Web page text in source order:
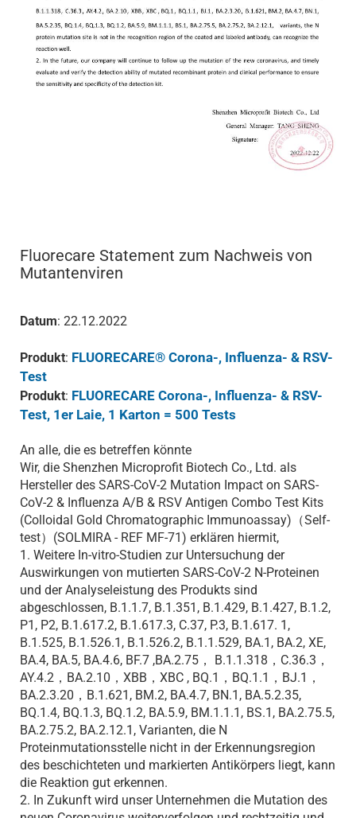
Fluorecare Statement zum Nachweis von
Mutantenviren
Datum: 22.12.2022
Produkt: FLUORECARE® Corona-, Influenza- & RSV-
Test
Produkt: FLUORECARE Corona-, Influenza- & RSV-
Test, 1er Laie, 1 Karton = 500 Tests
An alle, die es betreffen könnte
Wir, die Shenzhen Microprofit Biotech Co., Ltd. als
Hersteller des SARS-CoV-2 Mutation Impact on SARS-
CoV-2 & Influenza A/B & RSV Antigen Combo Test Kits
(Colloidal Gold Chromatographic Immunoassay)（Self-
test）(SOLMIRA - REF MF-71) erklären hiermit,
1. Weitere In-vitro-Studien zur Untersuchung der
Auswirkungen von mutierten SARS-CoV-2 N-Proteinen
und der Analyseleistung des Produkts sind
abgeschlossen, B.1.1.7, B.1.351, B.1.429, B.1.427, B.1.2,
P1, P2, B.1.617.2, B.1.617.3, C.37, P.3, B.1.617. 1,
B.1.525, B.1.526.1, B.1.526.2, B.1.1.529, BA.1, BA.2, XE,
BA.4, BA.5, BA.4.6, BF.7 ,BA.2.75， B.1.1.318，C.36.3，
AY.4.2，BA.2.10，XBB，XBC , BQ.1，BQ.1.1，BJ.1，
BA.2.3.20，B.1.621, BM.2, BA.4.7, BN.1, BA.5.2.35,
BQ.1.4, BQ.1.3, BQ.1.2, BA.5.9, BM.1.1.1, BS.1, BA.2.75.5,
BA.2.75.2, BA.2.12.1, Varianten, die N
Proteinmutationsstelle nicht in der Erkennungsregion
des beschichteten und markierten Antikörpers liegt, kann
die Reaktion gut erkennen.
2. In Zukunft wird unser Unternehmen die Mutation des